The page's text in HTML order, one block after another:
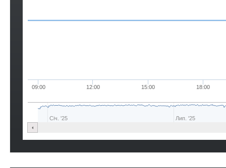
09:00 12:00 15:00 18:00
Січ. '25 Лип. '25